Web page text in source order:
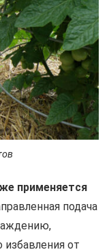
применяется
подача
избавления от